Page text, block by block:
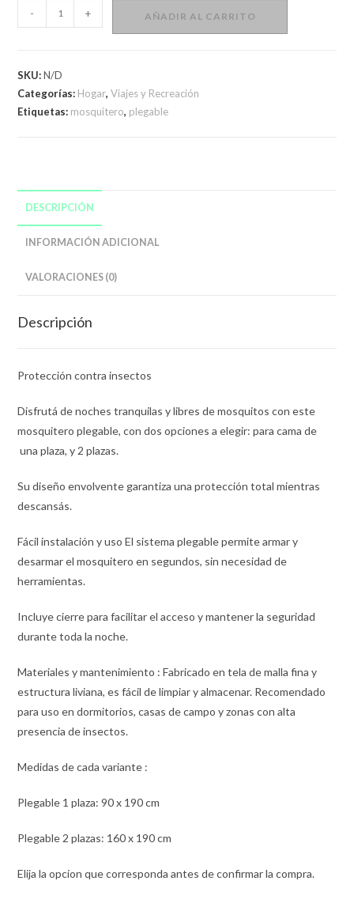
Mosquitero
Plegable
Con
Funda
- + AÑADIR AL CARRITO
SKU:N/D
Categorías: Hogar,Viajes y Recreación
Etiquetas: mosquitero, plegable
DESCRIPCIÓN
INFORMACIÓN ADICIONAL
VALORACIONES (0)
Descripción
Protección contra insectos
Disfrutá de noches tranquilas y libres de mosquitos con este
mosquitero plegable, con dos opciones a elegir: para cama de
una plaza, y 2 plazas.
Su diseño envolvente garantiza una protección total mientras
descansás.
Fácil instalación y uso El sistema plegable permite armar y
desarmar el mosquitero en segundos, sin necesidad de
herramientas.
Incluye cierre para facilitar el acceso y mantener la seguridad
durante toda la noche.
Materiales y mantenimiento : Fabricado en tela de malla fina y
estructura liviana, es fácil de limpiar y almacenar. Recomendado
para uso en dormitorios, casas de campo y zonas con alta
presencia de insectos.
Medidas de cada variante :
Plegable 1 plaza: 90 x 190 cm
Plegable 2 plazas: 160 x 190 cm
Elija la opcion que corresponda antes de confirmar la compra.